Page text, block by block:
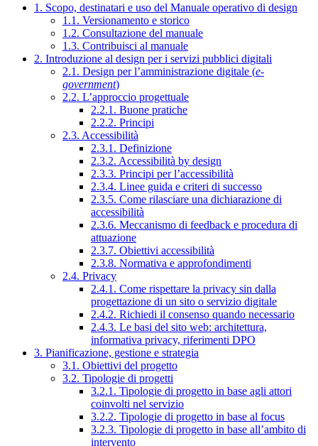
1. Scopo, destinatari e uso del Manuale operativo di design
1.1. Versionamento e storico
1.2. Consultazione del manuale
1.3. Contribuisci al manuale
2. Introduzione al design per i servizi pubblici digitali
2.1. Design per l’amministrazione digitale (e-
government)
2.2. L’approccio progettuale
2.2.1. Buone pratiche
2.2.2. Principi
2.3. Accessibilità
2.3.1. Definizione
2.3.2. Accessibilità by design
2.3.3. Principi per l’accessibilità
2.3.4. Linee guida e criteri di successo
2.3.5. Come rilasciare una dichiarazione di
accessibilità
2.3.6. Meccanismo di feedback e procedura di
attuazione
2.3.7. Obiettivi accessibilità
2.3.8. Normativa e approfondimenti
2.4. Privacy
2.4.1. Come rispettare la privacy sin dalla
progettazione di un sito o servizio digitale
2.4.2. Richiedi il consenso quando necessario
2.4.3. Le basi del sito web: architettura,
informativa privacy, riferimenti DPO
3. Pianificazione, gestione e strategia
3.1. Obiettivi del progetto
3.2. Tipologie di progetti
3.2.1. Tipologie di progetto in base agli attori
coinvolti nel servizio
3.2.2. Tipologie di progetto in base al focus
3.2.3. Tipologie di progetto in base all’ambito di
intervento